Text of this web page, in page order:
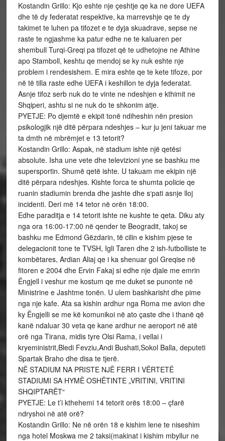
Kostandin Grillo: Kjo eshte nje çeshtje qe ka ne dore UEFA
dhe të dy federatat respektive, ka marrevshje qe te dy
takimet te luhen pa tifozet e te dyja skuadrave, sepse ne
raste te ngjashme ka patur edhe ne te kaluaren per
shembull Turqi-Greqi pa tifozet që te udhetojne ne Athine
apo Stamboll, keshtu qe mendoj se ky nuk eshte nje
problem i rendesishem. E mira eshte qe te kete tifoze, por
në të tilla raste edhe UEFA i keshillon te dyja federatat.
Asnje tifoz serb nuk do te vinte ne ndeshjen e kthimit ne
Shqiperi, ashtu si ne nuk do te shkonim atje.
PYETJE: Po djemtë e ekipit tonë ndiheshin nën presion
psikologjik një ditë përpara ndeshjes – kur ju jeni takuar me
ta dmth në mbrëmjet e 13 tetorit?
Kostandin Grillo: Aspak, në stadium ishte një qetësi
absolute. Isha une vete dhe televizioni yne se bashku me
supersportin. Shumë qetë ishte. U takuam me ekipin një
ditë përpara ndeshjes. Kishte forca te shumta policie qe
ruanin stadiumin brenda dhe jashte dhe s‘pati asnje lloj
incidenti. Deri më 14 tetor në orën 18:00.
Edhe paraditja e 14 tetorit ishte ne kushte te qeta. Diku aty
nga ora 16:00-17:00 në qender te Beogradit, takoj se
bashku me Edmond Gëzdarin, të cilin e kishim pjese te
delegacionit tone te TVSH, Igli Taren dhe 2 ish-futbolliste te
kombëtares, Ardian Aliaj qe i ka shenuar gol Greqise në
fitoren e 2004 dhe Ervin Fakaj si edhe nje djale me emrin
Ëngjell i veshur me kostum qe me duket se punonte në
Ministrine e Jashtme tonën. U ulem bashkarisht dhe pime
nga nje kafe. Ata sa kishin ardhur nga Roma me avion dhe
ky Ëngjelli se me kë komunikoi në ato çaste dhe i thanë që
kanë ndaluar 30 veta qe kane ardhur ne aeroport në atë
orë nga Tirana, midis tyre Olsi Rama, i vellai i
kryeministrit,Bledi Fevziu,Andi Bushati,Sokol Balla, deputeti
Spartak Braho dhe disa te tjerë.
NË STADIUM NA PRISTE NJË FERR I VËRTETË
STADIUMI SA HYMË OSHËTINTE „VRITINI, VRITINI
SHQIPTARËT“
PYETJE: Le t’i kthehemi 14 tetorit orës 18:00 – çfarë
ndryshoi në atë orë?
Kostandin Grillo: Ne në orën 18 e kishim lene te niseshim
nga hotel Moskwa me 2 taksi(makinat i kishim mbyllur ne